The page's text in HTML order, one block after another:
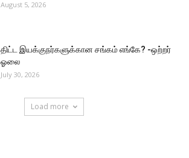
August 5, 2026
திட்ட இயக்குநர்களுக்கான சங்கம் எங்கே? -ஒற்றர்
ஓலை
July 30, 2026
Load more